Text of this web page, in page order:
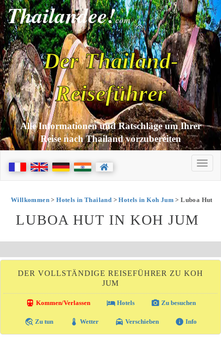
Thailandee!com
Der Thailand-
Reiseführer
Alle Informationen und Ratschläge um Ihrer
Reise nach Thailand vorzubereiten
Willkommen>Hotels in Thailand >Hotels in Koh Jum > Luboa Hut
LUBOA HUT IN KOH JUM
DER VOLLSTÄNDIGE REISEFÜHRER ZU KOH
JUM
directions_transit Kommen/Verlassen local_hotelHotels photo_camera Zu besuchen
travel_explore Zu tun thermostat Wetter local_taxi Verschieben info Info